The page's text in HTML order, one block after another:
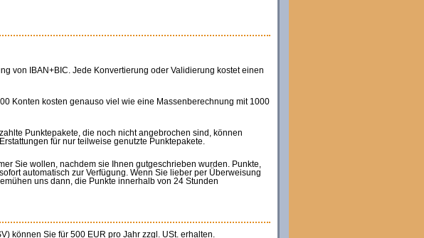
von IBAN+BIC. Jede Konvertierung oder Validierung kostet einen
Konten kosten genauso viel wie eine Massenberechnung mit 1000
Punktepakete, die noch nicht angebrochen sind, können
für nur teilweise genutzte Punktepakete.
Sie wollen, nachdem sie Ihnen gutgeschrieben wurden. Punkte,
automatisch zur Verfügung. Wenn Sie lieber per Überweisung
uns dann, die Punkte innerhalb von 24 Stunden
können Sie für 500 EUR pro Jahr zzgl. USt. erhalten.